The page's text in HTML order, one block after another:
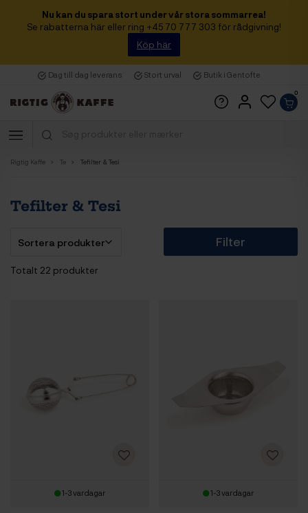
Nu kan du spara stort under vår stora sommarrea!
Se rabatterna här eller ring +45 70 777 303 för rådgivning!
Köp här
Dag till dag leverans Stort urval Butik i Gentofte
0
Rigtig Kaffe Te Tefilter & Tesi
Tefilter & Tesi
Totalt 22 produkter
Filter
1-3 vardagar 1-3 vardagar